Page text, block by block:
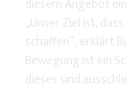
„Unser Ziel ist,
schaffen“, erklärt
Bewegung ist ein
dieses sind